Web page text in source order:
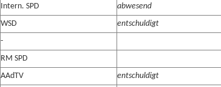
Intern. SPD
abwesend
WSD
entschuldigt
-
RM SPD
AAdTV
entschuldigt